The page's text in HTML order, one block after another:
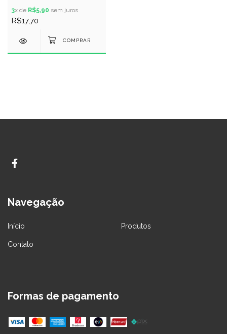
3x de R$5,90 sem juros
R$17,70
Navegação
Início Produtos
Contato
Formas de pagamento